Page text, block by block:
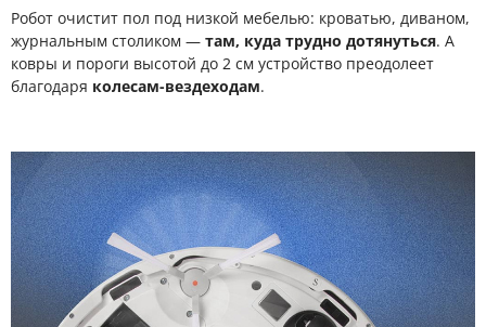
Робот очистит пол под низкой мебелью: кроватью, диваном,
журнальным столиком — там, куда трудно дотянуться. А
ковры и пороги высотой до 2 см устройство преодолеет
благодаря колесам-вездеходам.